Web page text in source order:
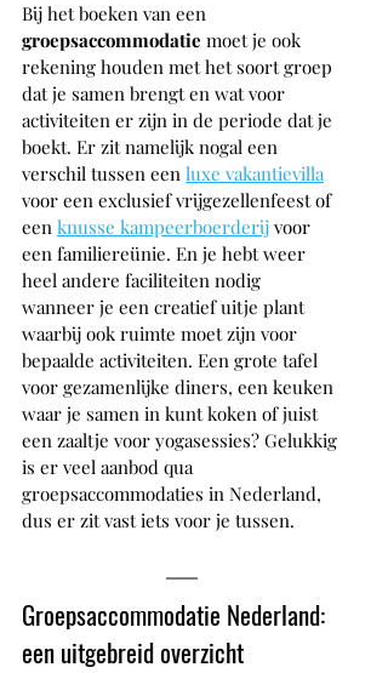
Bij het boeken van een
groepsaccommodatie moet je ook
rekening houden met het soort groep
dat je samen brengt en wat voor
activiteiten er zijn in de periode dat je
boekt. Er zit namelijk nogal een
verschil tussen een luxe vakantievilla
voor een exclusief vrijgezellenfeest of
een knusse kampeerboerderij voor
een familiereünie. En je hebt weer
heel andere faciliteiten nodig
wanneer je een creatief uitje plant
waarbij ook ruimte moet zijn voor
bepaalde activiteiten. Een grote tafel
voor gezamenlijke diners, een keuken
waar je samen in kunt koken of juist
een zaaltje voor yogasessies? Gelukkig
is er veel aanbod qua
groepsaccommodaties in Nederland,
dus er zit vast iets voor je tussen.
Groepsaccommodatie Nederland:
een uitgebreid overzicht